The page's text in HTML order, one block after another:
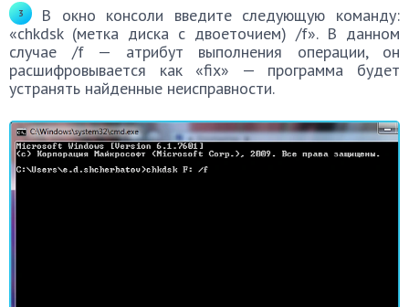
В окно консоли введите следующую команду:
«chkdsk (метка диска с двоеточием) /f». В данном
случае /f — атрибут выполнения операции, он
расшифровывается как «fix» — программа будет
устранять найденные неисправности.